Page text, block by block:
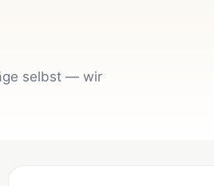
selbst — wir